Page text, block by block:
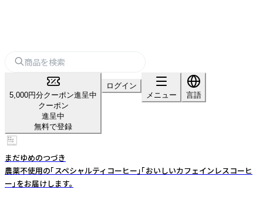
5,000円分クーポン進呈中
クーポン
進呈中
無料で登録
ログイン
メニュー
言語
まだゆめのつづき
農薬不使用の「スペシャルティコーヒー」「おいしいカフェインレスコーヒ
ー」をお届けします。